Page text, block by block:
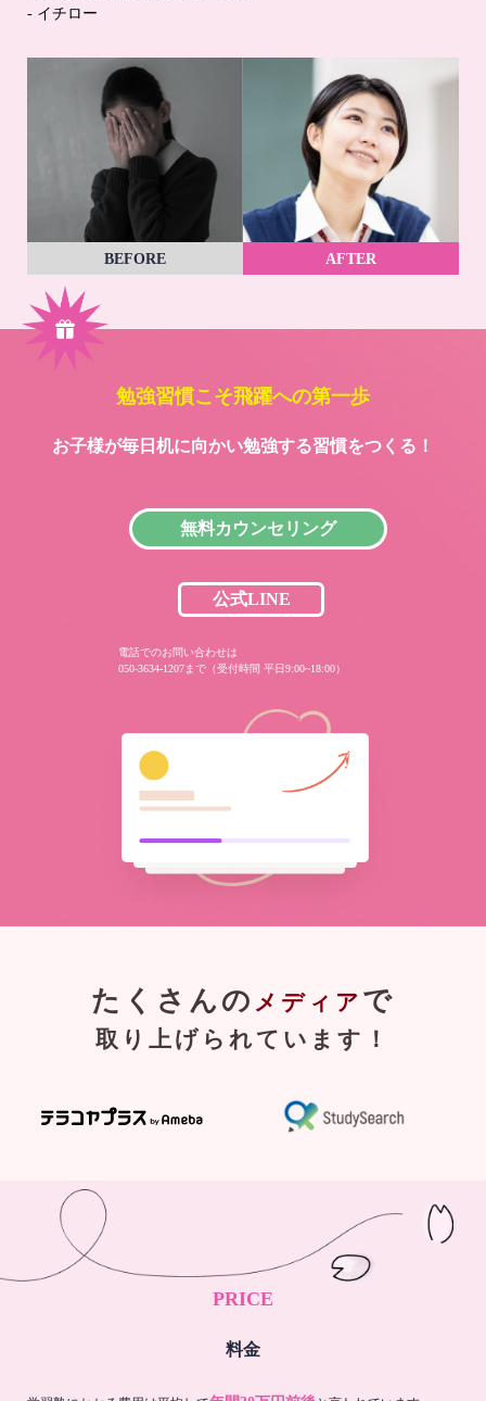
- イチロー
BEFORE AFTER
勉強習慣こそ飛躍への第一歩
お子様が毎日机に向かい勉強する習慣をつくる！
無料カウンセリング
公式LINE
電話でのお問い合わせは
050-3634-1207まで（受付時間 平日9:00~18:00）
たくさんの メディア で
取り上げられています！
PRICE
料金